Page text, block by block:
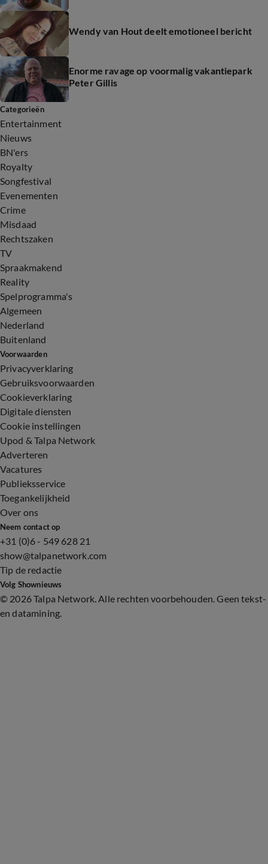
Wendy van Hout deelt emotioneel bericht
Enorme ravage op voormalig vakantiepark
Peter Gillis
Categorieën
Entertainment
Nieuws
BN'ers
Royalty
Songfestival
Evenementen
Crime
Misdaad
Rechtszaken
TV
Spraakmakend
Reality
Spelprogramma's
Algemeen
Nederland
Buitenland
Voorwaarden
Privacyverklaring
Gebruiksvoorwaarden
Cookieverklaring
Digitale diensten
Cookie instellingen
Upod & Talpa Network
Adverteren
Vacatures
Publieksservice
Toegankelijkheid
Over ons
Neem contact op
+31 (0)6 - 549 628 21
show@talpanetwork.com
Tip de redactie
Volg Shownieuws
© 2026 Talpa Network. Alle rechten voorbehouden. Geen tekst-
en datamining.